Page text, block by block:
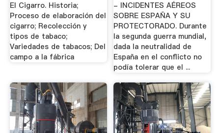
El Cigarro. Historia;
Proceso de elaboración del
cigarro; Recolección y
tipos de tabaco;
Variedades de tabacos; Del
campo a la fábrica
- INCIDENTES AÉREOS
SOBRE ESPAÑA Y SU
PROTECTORADO. Durante
la segunda guerra mundial,
dada la neutralidad de
España en el conflicto no
podía tolerar que el ...